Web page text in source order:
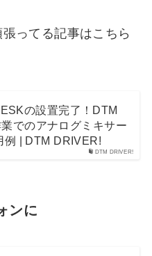
ってる記事はこちら
DTM DRIVER!
の設置完了！DTM
でのアナログミキサー
例 | DTM DRIVER!
ンに